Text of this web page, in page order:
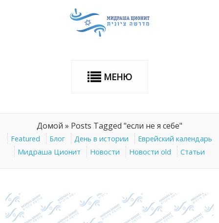
МЕНЮ
Домой » Posts Tagged "если не я себе"
Featured Блог День в истории
Еврейский календарь
Мидраша Ционит
Новости Новости old Статьи